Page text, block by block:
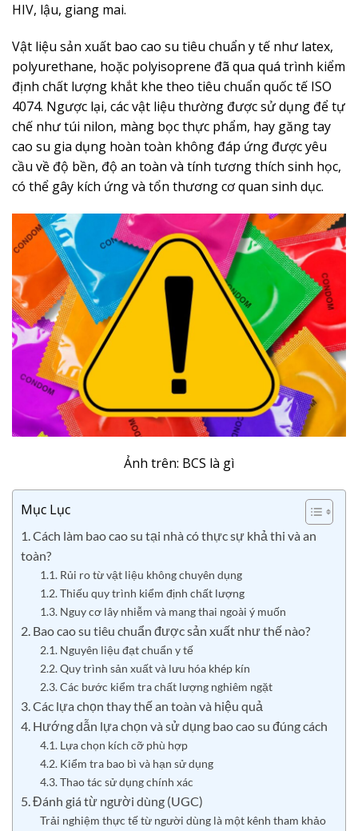
HIV, lậu, giang mai.
Vật liệu sản xuất bao cao su tiêu chuẩn y tế như latex,
polyurethane, hoặc polyisoprene đã qua quá trình kiểm
định chất lượng khắt khe theo tiêu chuẩn quốc tế ISO
4074. Ngược lại, các vật liệu thường được sử dụng để tự
chế như túi nilon, màng bọc thực phẩm, hay găng tay
cao su gia dụng hoàn toàn không đáp ứng được yêu
cầu về độ bền, độ an toàn và tính tương thích sinh học,
có thể gây kích ứng và tổn thương cơ quan sinh dục.
Ảnh trên: BCS là gì
Mục Lục
1. Cách làm bao cao su tại nhà có thực sự khả thi và an
toàn?
1.1. Rủi ro từ vật liệu không chuyên dụng
1.2. Thiếu quy trình kiểm định chất lượng
1.3. Nguy cơ lây nhiễm và mang thai ngoài ý muốn
2. Bao cao su tiêu chuẩn được sản xuất như thế nào?
2.1. Nguyên liệu đạt chuẩn y tế
2.2. Quy trình sản xuất và lưu hóa khép kín
2.3. Các bước kiểm tra chất lượng nghiêm ngặt
3. Các lựa chọn thay thế an toàn và hiệu quả
4. Hướng dẫn lựa chọn và sử dụng bao cao su đúng cách
4.1. Lựa chọn kích cỡ phù hợp
4.2. Kiểm tra bao bì và hạn sử dụng
4.3. Thao tác sử dụng chính xác
5. Đánh giá từ người dùng (UGC)
Trải nghiệm thực tế từ người dùng là một kênh tham khảo